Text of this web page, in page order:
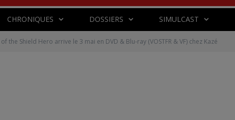
CHRONIQUES DOSSIERS SIMULCAST
of the Shield Hero arrive le 3 mai en DVD & Blu-ray (VOSTFR & VF) chez Kazé